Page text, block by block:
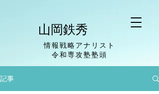
山岡鉄秀
情報戦略アナリスト
​令和専攻塾塾頭
記事